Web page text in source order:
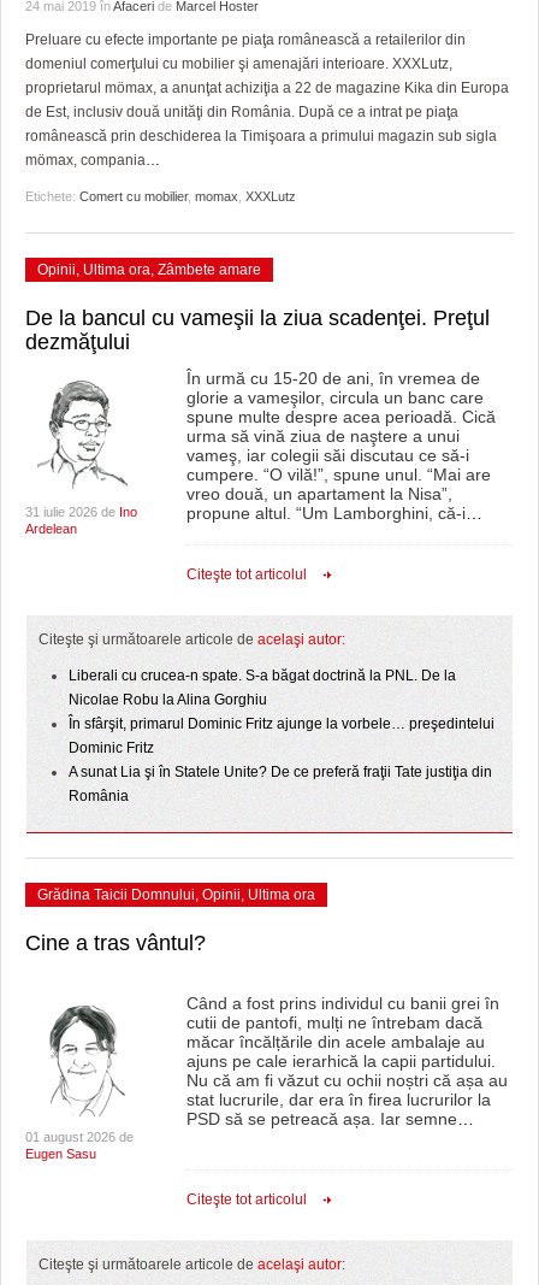
GRĂDINA TAICII DOMNULUI
ZIARISTU’ DE TERASĂ
CU OIŞTEA-N KIERKEGAARD
FINANŢĂRI DE LA A LA Z
PE SURSE
CRONICĂ DE FILM
UNDE MERGEM
FILME DOCUMENTARE
CLIPURI VIDEO
JOCURI ONLINE
ACCIDENTE
ANUNŢURI
INFO SI UTILE
CULTURA
INVATAMANT
CLIPURI VIDEO
JOCURI ONLINE
DIVERSE
FARMACII DIN TIMIŞOARA
HARTA TIMIŞOAREI
PRIMĂRIILE DIN TIMIŞ
SFATUL MEDICULUI
SFATURI JURIDICE
24 mai 2019 înAfaceri de Marcel Hoster
Preluare cu efecte importante pe piaţa românească a retailerilor din
domeniul comerţului cu mobilier şi amenajări interioare. XXXLutz,
proprietarul mömax, a anunţat achiziţia a 22 de magazine Kika din Europa
de Est, inclusiv două unităţi din România. După ce a intrat pe piaţa
românească prin deschiderea la Timişoara a primului magazin sub sigla
mömax, compania…
Etichete: Comert cu mobilier, momax XXXLutz
Opinii, Ultima ora, Zâmbete amare
De la bancul cu vameşii la ziua scadenţei. Preţul
dezmăţului
31 iulie 2026 de Ino
Ardelean
În urmă cu 15-20 de ani, în vremea de
glorie a vameşilor, circula un banc care
spune multe despre acea perioadă. Cică
urma să vină ziua de naştere a unui
vameş, iar colegii săi discutau ce să-i
cumpere. “O vilă!”, spune unul. “Mai are
vreo două, un apartament la Nisa”,
propune altul. “Um Lamborghini, că-i…
Citeşte tot articolul
Citeşte şi următoarele articole de acelaşi autor:
Liberali cu crucea-n spate. S-a băgat doctrină la PNL. De la
Nicolae Robu la Alina Gorghiu
În sfârşit, primarul Dominic Fritz ajunge la vorbele… preşedintelui
Dominic Fritz
A sunat Lia şi în Statele Unite? De ce preferă fraţii Tate justiţia din
România
Grădina Taicii Domnului, Opinii, Ultima ora
Cine a tras vântul?
01 august 2026 de
Eugen Sasu
Când a fost prins individul cu banii grei în
cutii de pantofi, mulți ne întrebam dacă
măcar încălțările din acele ambalaje au
ajuns pe cale ierarhică la capii partidului.
Nu că am fi văzut cu ochii noștri că așa au
stat lucrurile, dar era în firea lucrurilor la
PSD să se petreacă așa. Iar semne…
Citeşte tot articolul
Citeşte şi următoarele articole de acelaşi autor: